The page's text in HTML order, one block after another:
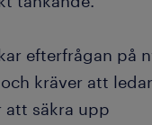
efterfrågan på
kräver att
säkra upp